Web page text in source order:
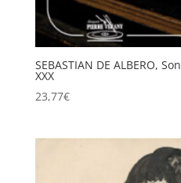
SEBASTIAN DE ALBERO,
XXX
23,77€